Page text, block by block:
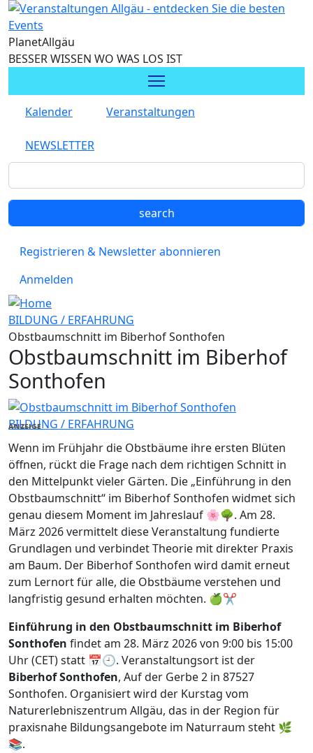
Direkt zum Inhalt
PlanetAllgäu
BESSER WISSEN WO WAS LOS IST
Kalender Veranstaltungen
NEWSLETTER
Registrieren & Newsletter abonnieren
Anmelden
BILDUNG / ERFAHRUNG
Obstbaumschnitt im Biberhof Sonthofen
Obstbaumschnitt im Biberhof
Sonthofen
BILDUNG / ERFAHRUNG
ANZEIGE
Wenn im Frühjahr die Obstbäume ihre ersten Blüten
öffnen, rückt die Frage nach dem richtigen Schnitt in
den Mittelpunkt vieler Gärten. Die „Einführung in den
Obstbaumschnitt“ im Biberhof Sonthofen widmet sich
genau diesem Moment im Jahreslauf 🌸🌳. Am 28.
März 2026 vermittelt diese Veranstaltung fundierte
Grundlagen und verbindet Theorie mit direkter Praxis
am Baum. Der Biberhof Sonthofen wird damit erneut
zum Lernort für alle, die Obstbäume verstehen und
langfristig gesund erhalten möchten. 🍏✂️
Einführung in den Obstbaumschnitt im Biberhof
Sonthofen findet am 28. März 2026 von 9:00 bis 15:00
Uhr (CET) statt 📅🕘. Veranstaltungsort ist der
Biberhof Sonthofen, Auf der Gerbe 2 in 87527
Sonthofen. Organisiert wird der Kurstag vom
Naturerlebniszentrum Allgäu, das in der Region für
praxisnahe Bildungsangebote im Naturraum steht 🌿
📚.